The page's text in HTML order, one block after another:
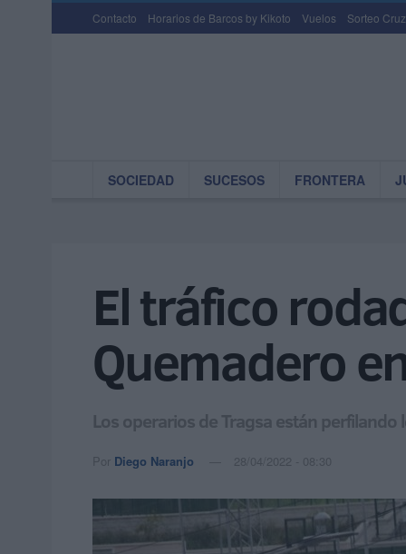
Contacto Horarios de Barcos by Kikoto Vuelos Sorteo
SOCIEDAD SUCESOS FRONTERA
El tráfico
Quemadero
Los operarios de Tragsa están
Por Diego Naranjo 28/04/2022 - 08:30